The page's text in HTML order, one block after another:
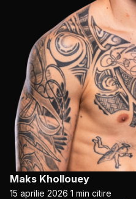
Maks Khollouey
15 aprilie 2026 1 min citire